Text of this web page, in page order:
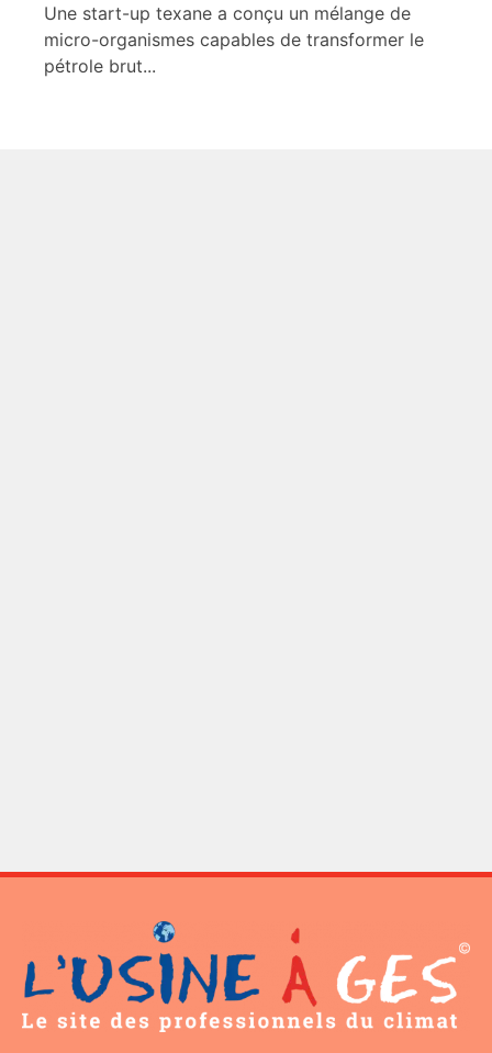
Une start-up texane a conçu un mélange de
micro-organismes capables de transformer le
pétrole brut...